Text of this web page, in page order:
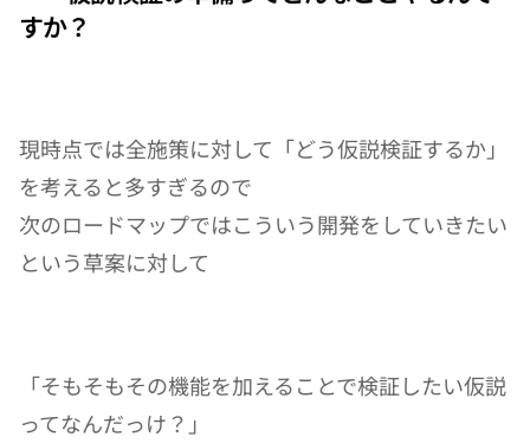
すか？
現時点では全施策に対して「どう仮説検証するか」
を考えると多すぎるので
次のロードマップではこういう開発をしていきたい
という草案に対して
「そもそもその機能を加えることで検証したい仮説
ってなんだっけ？」